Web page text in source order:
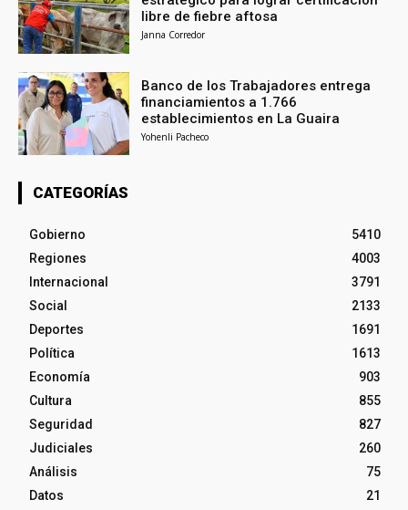
libre de fiebre aftosa
Janna Corredor
Banco de los Trabajadores entrega
financiamientos a 1.766
establecimientos en La Guaira
Yohenli Pacheco
CATEGORÍAS
Gobierno
5410
Regiones
4003
Internacional
3791
Social
2133
Deportes
1691
Política
1613
Economía
903
Cultura
855
Seguridad
827
Judiciales
260
Análisis
75
Datos
21